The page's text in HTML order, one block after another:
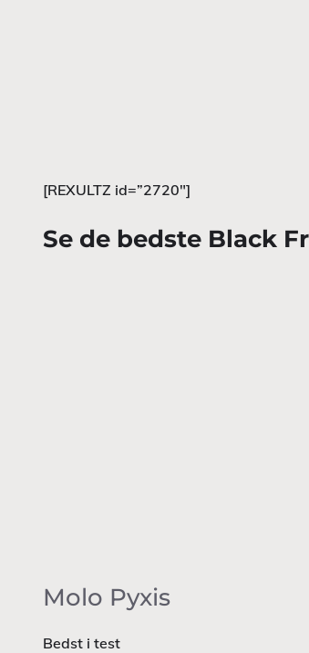
[REXULTZ id=”2720″]
Se de bedste Black
Molo Pyxis
Bedst i test